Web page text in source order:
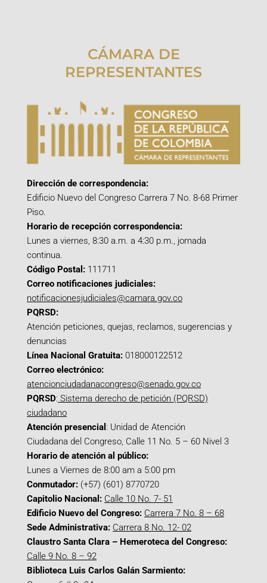
CÁMARA DE
REPRESENTANTES
Dirección de correspondencia:
Edificio Nuevo del Congreso Carrera 7 No. 8-68 Primer
Piso.
Horario de recepción correspondencia:
Lunes a viernes, 8:30 a.m. a 4:30 p.m., jornada
continua.
Código Postal: 111711
Correo notificaciones judiciales:
notificacionesjudiciales@camara.gov.co
PQRSD:
Atención peticiones, quejas, reclamos, sugerencias y
denuncias
Línea Nacional Gratuita: 018000122512
Correo electrónico:
atencionciudadanacongreso@senado.gov.co
PQRSD: Sistema derecho de petición (PQRSD)
ciudadano
Atención presencial : Unidad de Atención
Ciudadana del Congreso, Calle 11 No. 5 – 60 Nivel 3
Horario de atención al público:
Lunes a Viernes de 8:00 am a 5:00 pm
Conmutador: (+57) (601) 8770720
Capitolio Nacional: Calle 10 No. 7- 51
Edificio Nuevo del Congreso: Carrera 7 No. 8 – 68
Sede Administrativa: Carrera 8 No. 12- 02
Claustro Santa Clara – Hemeroteca del Congreso:
Calle 9 No. 8 – 92
Biblioteca Luis Carlos Galán Sarmiento: